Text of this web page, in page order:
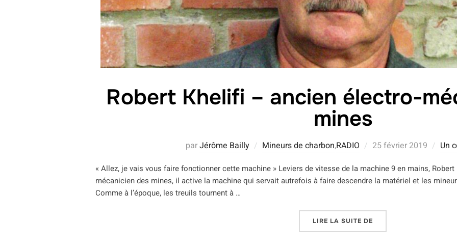
Robert Khelifi – ancien électro-
mines
parJérôme Bailly Mineurs de charbon,RADIO
Publié
25 février 2019 Un
« Allez, je vais vous faire fonctionner cette machine » Leviers de vitesse de la machine 9 en mains,
mécanicien des mines, il active la machine qui servait autrefois à faire descendre la matériel et les
Comme à l’époque, les treuils tournent à …
LIRE LA SUITE DE